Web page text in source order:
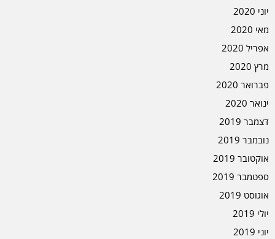
יוני 2020
מאי 2020
אפריל 2020
מרץ 2020
פברואר 2020
ינואר 2020
דצמבר 2019
נובמבר 2019
אוקטובר 2019
ספטמבר 2019
אוגוסט 2019
יולי 2019
יוני 2019